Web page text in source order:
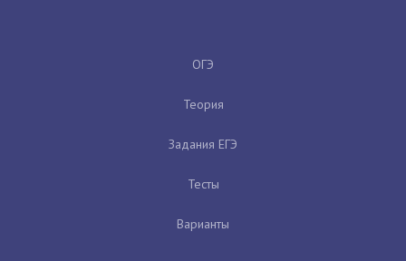
ОГЭ
Теория
Задания ЕГЭ
Тесты
Варианты